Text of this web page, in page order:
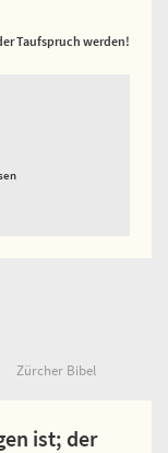
Taufspruch werden!
Zürcher Bibel
ist; der